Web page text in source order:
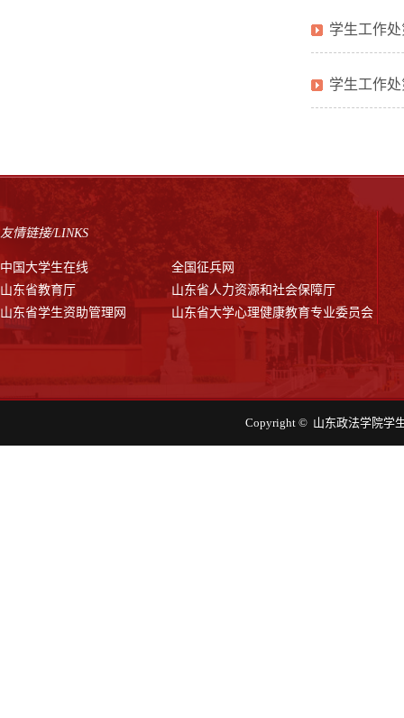
学生工作
学生工作
友情链接/LINKS
中国大学生在线
全国征兵网
山东省教育厅
山东省人力资源和社会保障厅
山东省学生资助管理网
山东省大学心理健康教育专业委员会
Copyright © 山东政法学院学